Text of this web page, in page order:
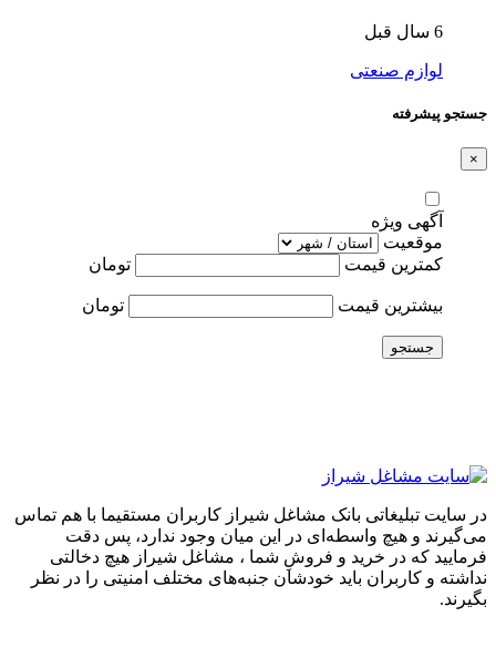
6 سال قبل
لوازم صنعتی
جستجو پیشرفته
×
آگهی ویژه
موقعیت
کمترین قیمت
تومان
بیشترین قیمت تومان
جستجو
در سایت تبلیغاتی بانک مشاغل شیراز کاربران مستقیما با هم تماس
می‌گیرند و هیچ واسطه‌ای در این میان وجود ندارد، پس دقت
فرمایید که در خرید و فروشِ شما ، مشاغل شیراز هیچ دخالتی
نداشته و کاربران باید خودشان جنبه‌های مختلف امنیتی را در نظر
بگیرند.